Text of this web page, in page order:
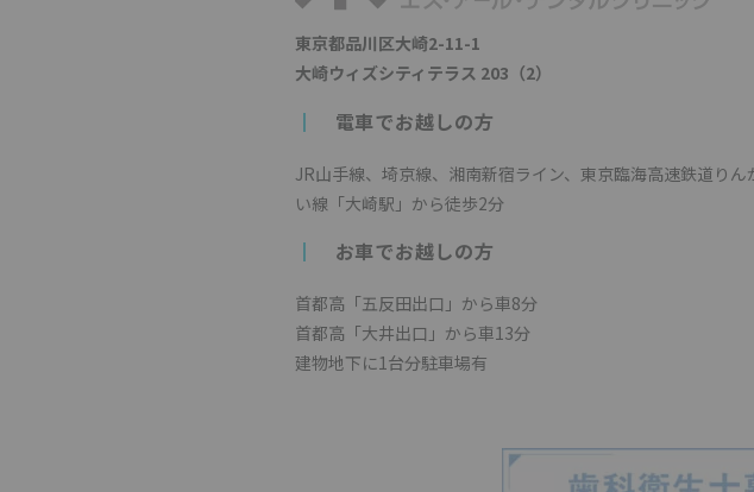
東京都品川区大崎2-11-1
大崎ウィズシティテラス 203（2）
┃ 電車でお越しの方
JR山手線、埼京線、湘南新宿ライン、東京臨海高速鉄道りん
い線「大崎駅」から徒歩2分
┃ お車でお越しの方
首都高「五反田出口」から車8分
首都高「大井出口」から車13分
建物地下に1台分駐車場有